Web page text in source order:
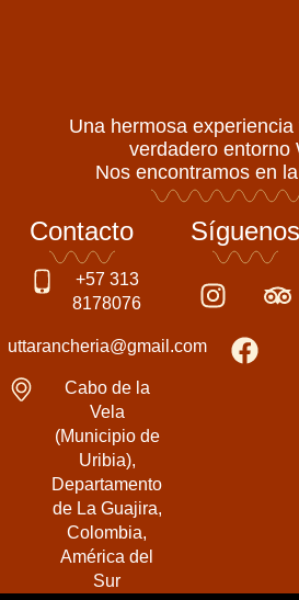
Una hermosa
verdadero entorno
Nos encontramos en
Contacto
+57 313
8178076
uttarancheria@gmail.com
Cabo de la
Vela
(Municipio de
Uribia),
Departamento
de La Guajira,
Colombia,
América del
Sur
Síguenos
I
n
T
r
c
e